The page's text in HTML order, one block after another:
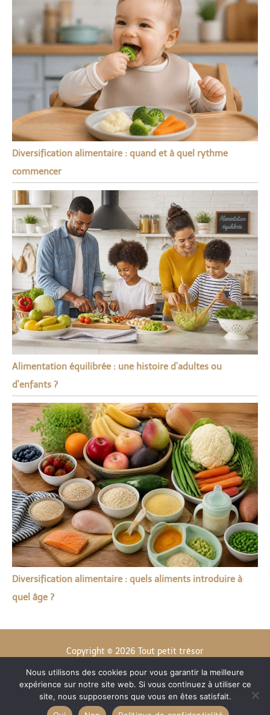
Diversification alimentaire : quand et à quel rythme
commencer
Alimentation équilibrée : une histoire d’adultes ou
d’enfants ?
Diversification alimentaire : quels aliments introduire à
quel âge ?
Copyright © 2026 Tout petit trésor
Contact
Mentions légales
Politique de confidentialité
Nous utilisons des cookies pour vous garantir la meilleure
expérience sur notre site web. Si vous continuez à utiliser ce
site, nous supposerons que vous en êtes satisfait.